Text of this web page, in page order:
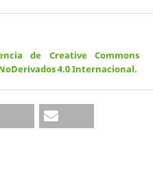
de Creative Commons
4.0 Internacional.